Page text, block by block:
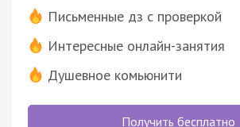
Письменные дз с проверкой
Интересные онлайн-занятия
Душевное комьюнити
Получить бесплатно